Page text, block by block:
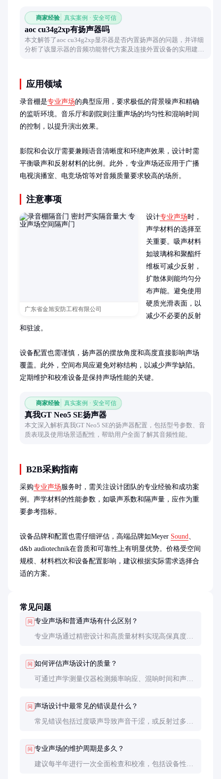
商家经验 真实案例 · 安全可信
aoc cu34g2xp有扬声器吗
本文解答了aoc cu34g2xp显示器是否内置扬声器的问题，并详细
分析了该显示器的音频功能替代方案及连接外置设备的实用建
应用领域
录音棚是专业声场的典型应用，要求极低的背景噪声和精确
的监听环境。音乐厅和剧院则注重声场的均匀性和混响时间
的控制，以提升演出效果。
影院和会议厅需要兼顾语音清晰度和环绕声效果，设计时需
平衡吸声和反射材料的比例。此外，专业声场还应用于广播
电视演播室、电竞场馆等对音频质量要求较高的场所。
注意事项
广东省金旭安防工程有限公司
设计专业声场时，
声学材料的选择至
关重要。吸声材料
如玻璃棉和聚酯纤
维板可减少反射，
扩散体则能均匀分
布声能。避免使用
硬质光滑表面，以
减少不必要的反射
和驻波。
设备配置也需谨慎，扬声器的摆放角度和高度直接影响声场
覆盖。此外，空间布局应避免对称结构，以减少声学缺陷。
定期维护和校准设备是保持声场性能的关键。
商家经验 真实案例 · 安全可信
真我GT Neo5 SE扬声器
本文深入解析真我GT Neo5 SE的扬声器配置，包括型号参数、音
质表现及使用场景适配性，帮助用户全面了解其音频性能。
B2B采购指南
采购专业声场服务时，需关注设计团队的专业经验和成功案
例。声学材料的性能参数，如吸声系数和隔声量，应作为重
要参考指标。
设备品牌和配置也需仔细评估，高端品牌如Meyer Sound、
d&b audiotechnik在音质和可靠性上有明显优势。价格受空间
规模、材料档次和设备配置影响，建议根据实际需求选择合
适的方案。
常见问题
问 专业声场和普通声场有什么区别？
专业声场通过精密设计和高质量材料实现高保真度和
问 如何评估声场设计的质量？
可通过声学测量仪器检测频率响应、混响时间和声压
问 声场设计中最常见的错误是什么？
常见错误包括过度吸声导致声音干涩，或反射过多造
问 专业声场的维护周期是多久？
建议每半年进行一次全面检查和校准，包括设备性能